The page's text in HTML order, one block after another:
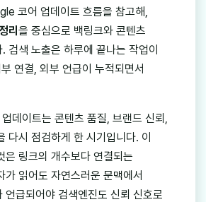
코어 업데이트 흐름을 참고해,
리 을 중심으로 백링크와 콘텐츠
검색 노출은 하루에 끝나는 작업이
연결, 외부 언급이 누적되면서
데이트는 콘텐츠 품질, 브랜드 신뢰,
다시 점검하게 한 시기입니다. 이
은 링크의 개수보다 연결되는
가 읽어도 자연스러운 문맥에서
언급되어야 검색엔진도 신뢰 신호로